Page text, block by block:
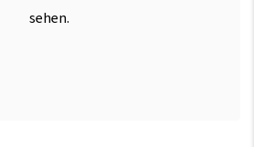
sehen.